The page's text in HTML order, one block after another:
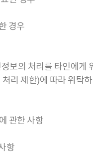
경우
보의 처리를 타인에
리 제한)에 따라 위탁
관한 사항
항